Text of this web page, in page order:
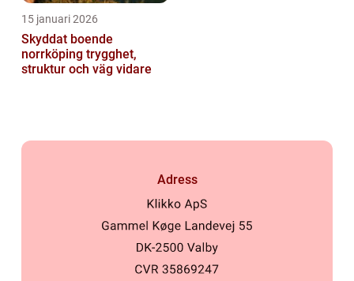
15 januari 2026
Skyddat boende
norrköping trygghet,
struktur och väg vidare
Adress